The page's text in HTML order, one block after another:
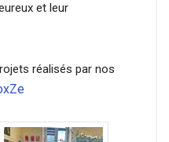
et leur
réalisés par nos